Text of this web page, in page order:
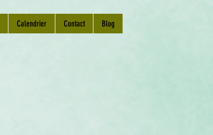
Calendrier Contact Blog